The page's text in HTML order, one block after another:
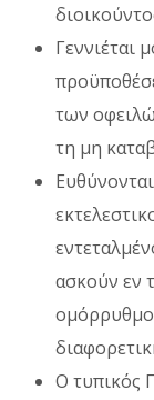
Γεννιέται
των
τη μη
ασκούν εν
Ο τυπικός